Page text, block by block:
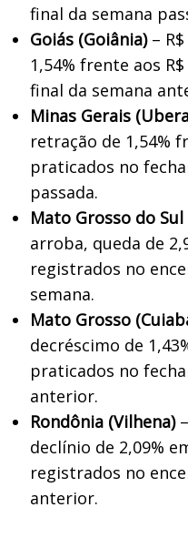
final da semana
Goiás (Goiânia)– R$
1,54% frente aos
final da semana
Minas Gerais
retração de 1,54%
praticados no
passada.
Mato Grosso do
arroba, queda de
registrados no
semana.
Mato Grosso
decréscimo de
praticados no
anterior.
Rondônia (Vilhena)
declínio de 2,09%
registrados no
anterior.